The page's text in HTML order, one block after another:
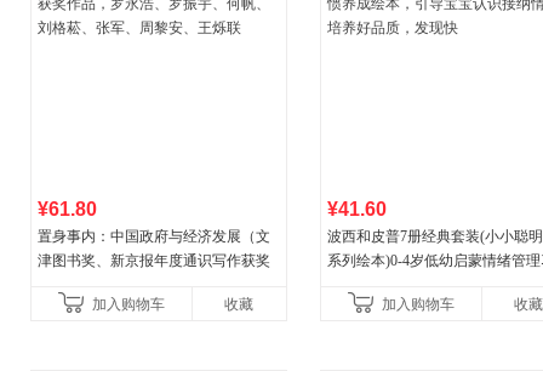
¥61.80
置身事内：中国政府与经济发展（文
津图书奖、新京报年度通识写作获奖
菘、张军、周黎安、王烁联
加入购物车 收藏
¥41.60
波西和皮普7册经典套装(小小聪
系列绘本)0-4岁低幼启蒙情绪管
养好品质，发现快
加入购物车 收藏